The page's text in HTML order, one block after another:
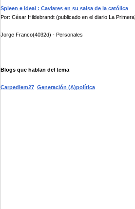
Spleen e Ideal : Caviares en su salsa de la católica
Por: César Hildebrandt (publicado en el diario La
Jorge Franco(4032d) - Personales
Blogs que hablan del tema
Carpediem27 Generación (A)política